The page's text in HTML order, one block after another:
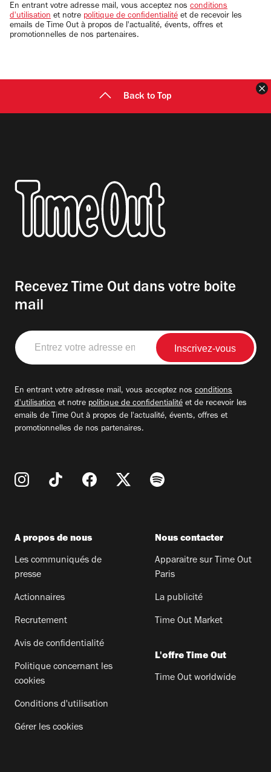
email
En entrant votre adresse mail, vous acceptez nos conditions
d'utilisation et notre politique de confidentialité et de recevoir les
emails de Time Out à propos de l'actualité, évents, offres et
promotionnelles de nos partenaires.
Back to Top
Recevez Time Out dans votre boite
mail
Entrez
votre
adresse
En entrant votre adresse mail, vous acceptez nos conditions
d'utilisation et notre politique de confidentialité et de recevoir les
emails de Time Out à propos de l'actualité, évents, offres et
promotionnelles de nos partenaires.
A propos de nous
Les communiqués de
presse
Actionnaires
Recrutement
Avis de confidentialité
Politique concernant les
cookies
Conditions d'utilisation
Gérer les cookies
Nous contacter
Apparaitre sur Time Out
Paris
La publicité
Time Out Market
L'offre Time Out
Time Out worldwide